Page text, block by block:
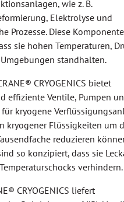
wie z. B.
Elektrolyse und
Prozesse. Diese
sie hohen Temperaturen,
standhalten.
CRYOGENICS bietet
effiziente Ventile, Pumpen
für kryogene
kryogener Flüssigkeiten um
reduzieren
so konzipiert, dass sie
verhindern.
CRYOGENICS liefert